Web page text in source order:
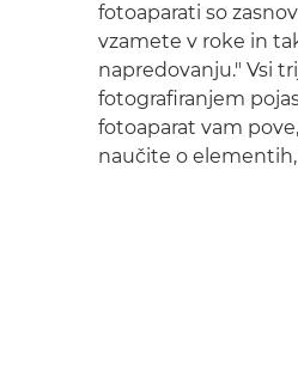
fotoaparati so
vzamete v roke in
napredovanju." Vsi
fotografiranjem
fotoaparat vam
naučite o